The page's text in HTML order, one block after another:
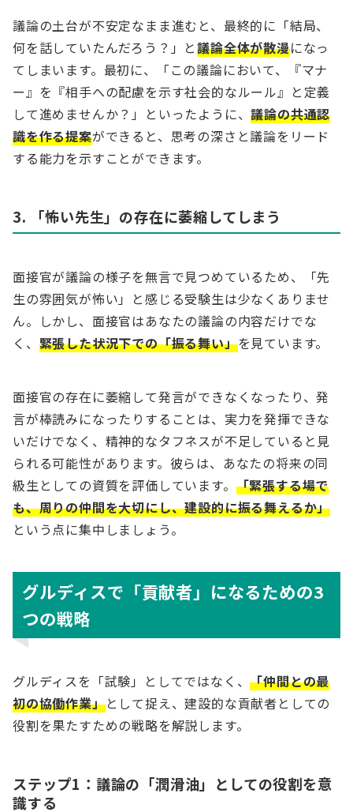
議論の土台が不安定なまま進むと、最終的に「結局、
何を話していたんだろう？」と議論全体が散漫になっ
てしまいます。最初に、「この議論において、『マナ
ー』を『相手への配慮を示す社会的なルール』と定義
して進めませんか？」といったように、議論の共通認
識を作る提案ができると、思考の深さと議論をリード
する能力を示すことができます。
3. 「怖い先生」の存在に萎縮してしまう
面接官が議論の様子を無言で見つめているため、「先
生の雰囲気が怖い」と感じる受験生は少なくありませ
ん。しかし、面接官はあなたの議論の内容だけでな
く、 緊張した状況下での「振る舞い」を見ています。
面接官の存在に萎縮して発言ができなくなったり、発
言が棒読みになったりすることは、実力を発揮できな
いだけでなく、精神的なタフネスが不足していると見
られる可能性があります。彼らは、あなたの将来の同
級生としての資質を評価しています。 「緊張する場で
も、周りの仲間を大切にし、建設的に振る舞えるか」
という点に集中しましょう。
グルディスで「貢献者」になるための3
つの戦略
グルディスを「試験」としてではなく、「仲間との最
初の協働作業」として捉え、建設的な貢献者としての
役割を果たすための戦略を解説します。
ステップ1：議論の「潤滑油」としての役割を意
識する